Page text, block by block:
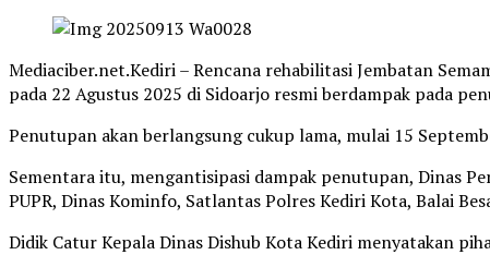
Mediaciber.net.Kediri – Rencana rehabilitasi Jembatan
pada 22 Agustus 2025 di Sidoarjo resmi berdampak pada
Penutupan akan berlangsung cukup lama, mulai 15
Sementara itu, mengantisipasi dampak penutupan, Dinas
PUPR, Dinas Kominfo, Satlantas Polres Kediri Kota, Balai
Didik Catur Kepala Dinas Dishub Kota Kediri menyatakan